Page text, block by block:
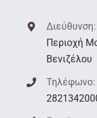
Διεύθυνση:
Περιοχή
Βενιζέλου
Τηλέφωνο: